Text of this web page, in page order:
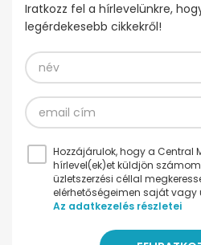
Iratkozz fel a hírlevelünkre,
legérdekesebb cikkekről!
Hozzájárulok, hogy a Central
hírlevel(ek)et küldjön
üzletszerzési céllal
elérhetőségeimen saját
Az adatkezelés részletei